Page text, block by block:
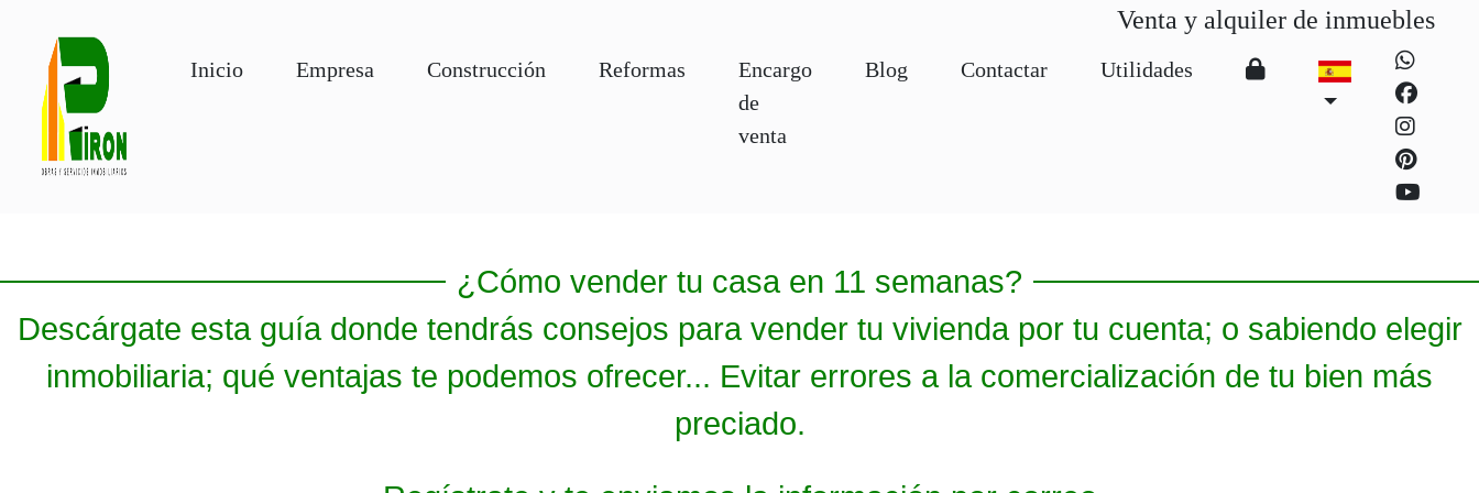
Venta y alquiler de inmuebles
Inicio Empresa Construcción Reformas
Encargo
de
venta
Blog Contactar Utilidades
¿Cómo vender tu casa en 11 semanas?
Descárgate esta guía donde tendrás consejos para vender tu vivienda por tu cuenta; o sabiendo elegir
inmobiliaria; qué ventajas te podemos ofrecer... Evitar errores a la comercialización de tu bien más
preciado.